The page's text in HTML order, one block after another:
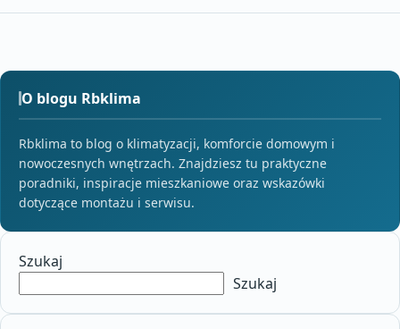
O blogu Rbklima
Rbklima to blog o klimatyzacji, komforcie domowym i
nowoczesnych wnętrzach. Znajdziesz tu praktyczne
poradniki, inspiracje mieszkaniowe oraz wskazówki
dotyczące montażu i serwisu.
Szukaj
Szukaj